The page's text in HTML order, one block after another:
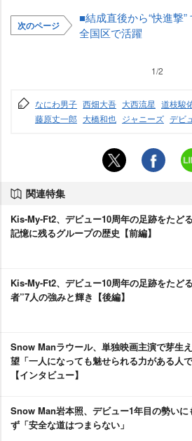
次のページ
■結成直後から“快進撃
全国区で活躍
1/2
なにわ男子 西畑大吾 大西流星 道枝駿
藤原丈一郎 大橋和也 ジャニーズ デビ
関連特集
Kis-My-Ft2、デビュー10周年の足跡をたど
記憶に残るグループの歴史【前編】
Kis-My-Ft2、デビュー10周年の足跡をた
者”7人の強みと輝き【後編】
Snow Manラウール、単独映画主演で芽生
望「一人になっても魅せられる力がある人で
【インタビュー】
Snow Man岩本照、デビュー1年目の勢いに
ず「安全な道はつまらない」